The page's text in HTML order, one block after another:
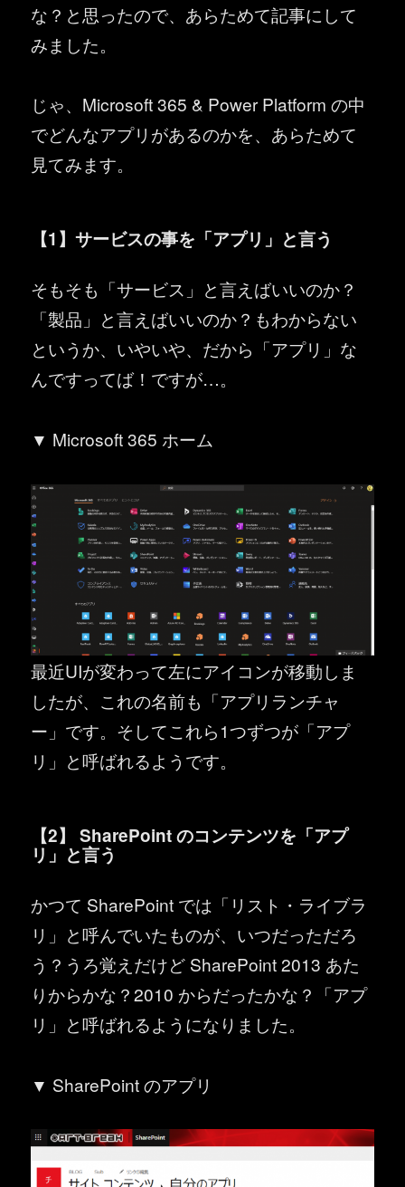
な？と思ったので、あらためて記事にして
みました。
じゃ、Microsoft 365 & Power Platform の中
でどんなアプリがあるのかを、あらためて
見てみます。
【1】サービスの事を「アプリ」と言う
そもそも「サービス」と言えばいいのか？
「製品」と言えばいいのか？もわからない
というか、いやいや、だから「アプリ」な
んですってば！ですが…。
▼ Microsoft 365 ホーム
最近UIが変わって左にアイコンが移動しま
したが、これの名前も「アプリランチャ
ー」です。そしてこれら1つずつが「アプ
リ」と呼ばれるようです。
【2】 SharePoint のコンテンツを「アプ
リ」と言う
かつて SharePoint では「リスト・ライブラ
リ」と呼んでいたものが、いつだっただろ
う？うろ覚えだけど SharePoint 2013 あた
りからかな？2010 からだったかな？「アプ
リ」と呼ばれるようになりました。
▼ SharePoint のアプリ